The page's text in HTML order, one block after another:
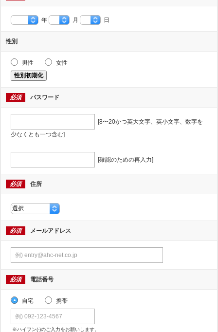
年 月 日
性別
男性
女性
性別初期化
必須 パスワード
[8〜20かつ英大文字、英小文字、数字を
少なくとも一つ含む]
[確認のための再入力]
必須 住所
必須 メールアドレス
必須 電話番号
自宅 携帯
※ハイフン(-)のご入力をお願いします。